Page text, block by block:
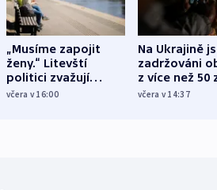
„Musíme zapojit
ženy.“ Litevští
politici zvažují
dohodu o
včera v 16:00
Na Ukrajině
zadržováni
z více než 50
Bojovali na
včera v 14:37